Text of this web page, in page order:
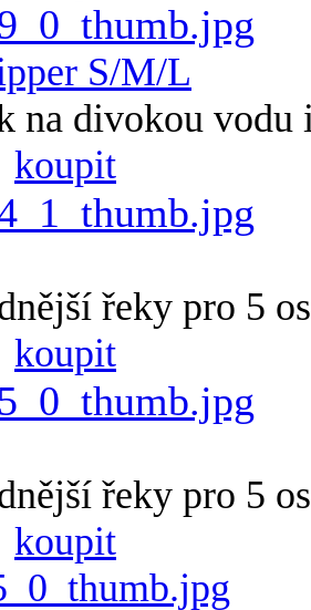
S/M/L
na divokou vodu
koupit
řeky pro 5
koupit
řeky pro 5
koupit